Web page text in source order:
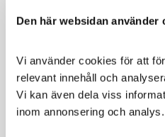
Den här websidan använder
Vi använder cookies för att
relevant innehåll och
Vi kan även dela viss
inom annonsering och analys.